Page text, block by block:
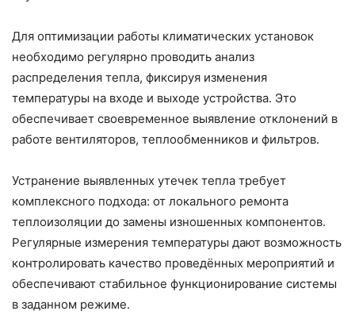
Для оптимизации работы климатических установок
необходимо регулярно проводить анализ
распределения тепла, фиксируя изменения
температуры на входе и выходе устройства. Это
обеспечивает своевременное выявление отклонений в
работе вентиляторов, теплообменников и фильтров.
Устранение выявленных утечек тепла требует
комплексного подхода: от локального ремонта
теплоизоляции до замены изношенных компонентов.
Регулярные измерения температуры дают возможность
контролировать качество проведённых мероприятий и
обеспечивают стабильное функционирование системы
в заданном режиме.